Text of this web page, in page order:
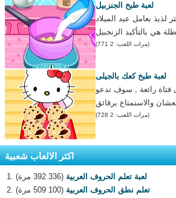
لعبة طبخ الجنزبيل
لذيذ يعامل عيد الميلاد
(مرات اللعب: 2 771)
لعبة طبخ كعك بالجيلى
فتاة رائعة , سوف تدعو
(مرات اللعب: 2 728)
اكثر الالعاب شعبية
لعبة تعلم الحروف العربية (336 392 مرة)
تعلم نطق الحروف العربية (100 509 مرة)